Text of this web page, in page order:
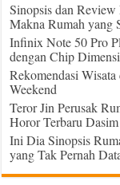
Sinopsis dan
Makna Rumah yang
Infinix Note 50 Pro
dengan Chip
Rekomendasi
Weekend
Teror Jin Perusak
Horor Terbaru Dasim
Ini Dia Sinopsis
yang Tak Pernah